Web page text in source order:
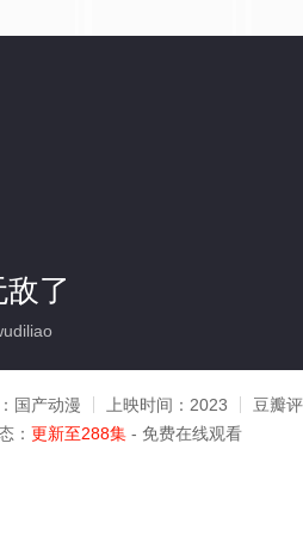
了
国产动漫 上映时间： 2023 豆瓣评
： 更新至288集 - 免费在线观看